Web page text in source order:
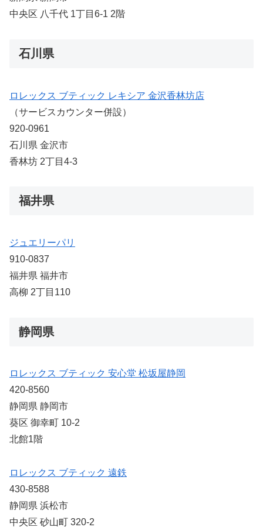
中央区 八千代 1丁目6-1 2階
石川県
ロレックス ブティック レキシア 金沢香林坊店
（サービスカウンター併設）
920-0961
石川県 金沢市
香林坊 2丁目4-3
福井県
ジュエリーパリ
910-0837
福井県 福井市
高柳 2丁目110
静岡県
ロレックス ブティック 安心堂 松坂屋静岡
420-8560
静岡県 静岡市
葵区 御幸町 10-2
北館1階
ロレックス ブティック 遠鉄
430-8588
静岡県 浜松市
中央区 砂山町 320-2